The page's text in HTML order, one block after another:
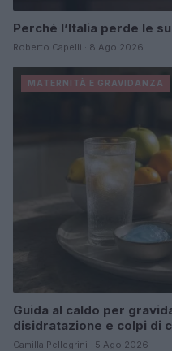
Perché l’Italia perde le
Roberto Capelli · 8 Ago 2026
MATERNITÀ E GRAVIDANZA
Guida al caldo per
disidratazione e colpi di
Camilla Pellegrini · 5 Ago 2026